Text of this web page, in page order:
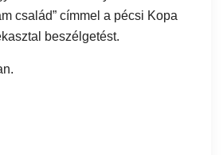
család” címmel a pécsi Kopa
beszélgetést.